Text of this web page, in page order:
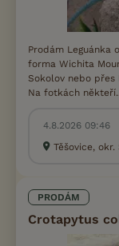
Prodám Leguánka
forma Wichita
Sokolov nebo přes
Na fotkách
4.8.2026 09:46
Těšovice, okr.
PRODÁM
Crotapytus